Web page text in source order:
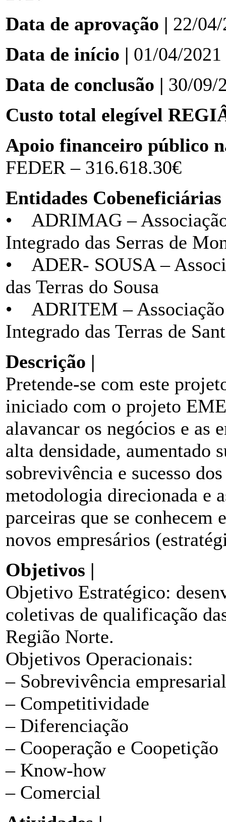
Data de aprovação | 22/
Data de início | 01/04/2021
Data de conclusão | 30/09/
Custo total elegível
Apoio financeiro público
FEDER – 316.618.30€
Entidades Cobeneficiárias
• ADRIMAG –
Integrado das Serras de
• ADER- SOUSA –
das Terras do Sousa
• ADRITEM – Associação
Integrado das Terras de
Descrição |
Pretende-se com este
iniciado com o projeto
alavancar os negócios e as
alta densidade, aumentado
sobrevivência e sucesso
metodologia direcionada e
parceiras que se conhecem
novos empresários
Objetivos |
Objetivo Estratégico:
coletivas de qualificação
Região Norte.
Objetivos Operacionais:
– Sobrevivência empresarial
– Competitividade
– Diferenciação
– Cooperação e Coopetição
– Know-how
– Comercial